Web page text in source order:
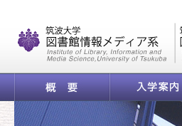
概要 入学案内